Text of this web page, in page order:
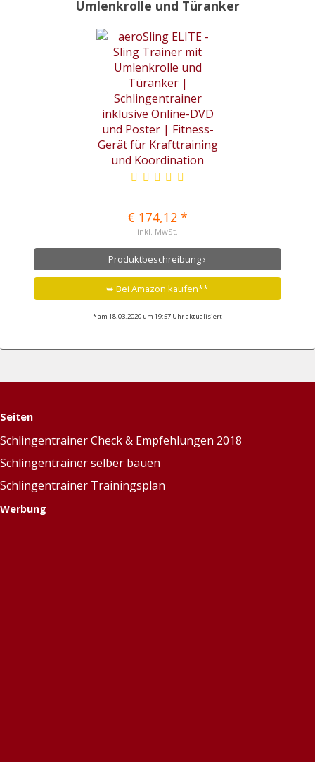
Umlenkrolle und Türanker
€ 174,12 *
inkl. MwSt.
Produktbeschreibung ›
➥ Bei Amazon kaufen**
* am 18.03.2020 um 19:57 Uhr aktualisiert
Seiten
Schlingentrainer Check & Empfehlungen 2018
Schlingentrainer selber bauen
Schlingentrainer Trainingsplan
Werbung